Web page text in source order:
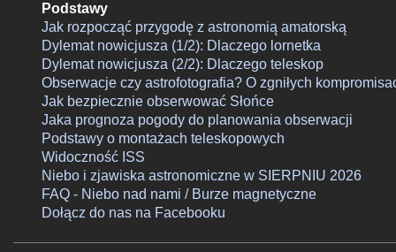
Podstawy
Jak rozpocząć przygodę z astronomią amatorską
Dylemat nowicjusza (1/2): Dlaczego lornetka
Dylemat nowicjusza (2/2): Dlaczego teleskop
Obserwacje czy astrofotografia? O zgniłych
Jak bezpiecznie obserwować Słońce
Jaka prognoza pogody do planowania obserwacji
Podstawy o montażach teleskopowych
Widoczność ISS
Niebo i zjawiska astronomiczne w SIERPNIU 2026
FAQ - Niebo nad nami / Burze magnetyczne
Dołącz do nas na Facebooku